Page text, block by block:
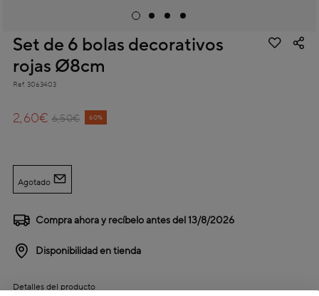
Set de 6 bolas decorativos
rojas Ø8cm
Ref. 3063403
Price reduced from
6,50€
to 60%
2,60€
Agotado
Compra ahora y recíbelo antes del13/8/2026
Disponibilidad en tienda
Detalles del producto